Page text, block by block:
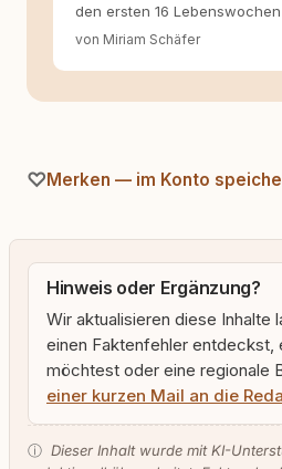
den ersten 16
von Miriam Schäfer
Merken — im Konto
Hinweis oder Ergänzung?
Wir aktualisieren diese Inhalte
einen Faktenfehler entdeckst,
möchtest oder eine regionale
einer kurzen Mail an die
ⓘ Dieser Inhalt wurde mit KI-